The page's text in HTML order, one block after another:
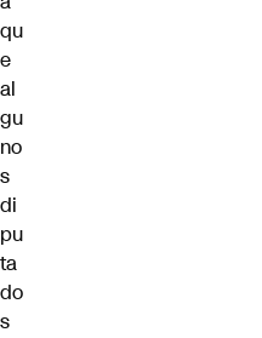
qu
e
al
gu
no
s
di
pu
ta
do
s